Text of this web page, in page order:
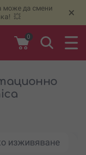
може да смени
💥
×
0
изживяване